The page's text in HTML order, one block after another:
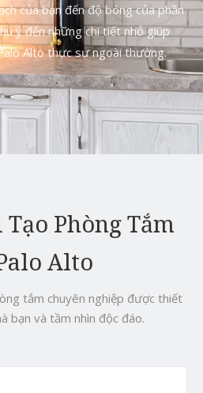
của bạn đến độ bóng của phần
ý đến những chi tiết nhỏ giúp
Alto thực sự ngoài thường.
Phòng Tắm
Alto
tắm chuyên nghiệp được thiết
bạn và tầm nhìn độc đáo.